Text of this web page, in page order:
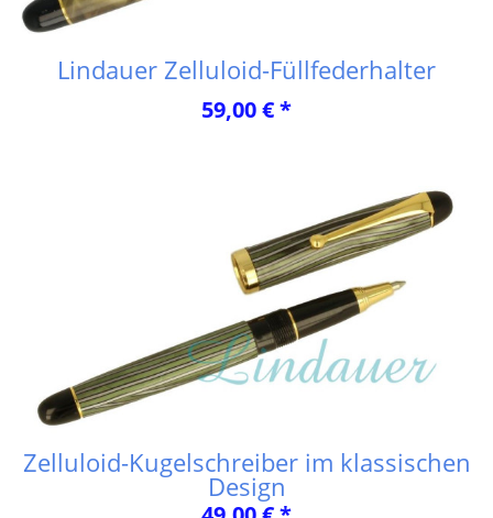
Lindauer Zelluloid-Füllfederhalter
59,00 € *
Zelluloid-Kugelschreiber im klassischen
Design